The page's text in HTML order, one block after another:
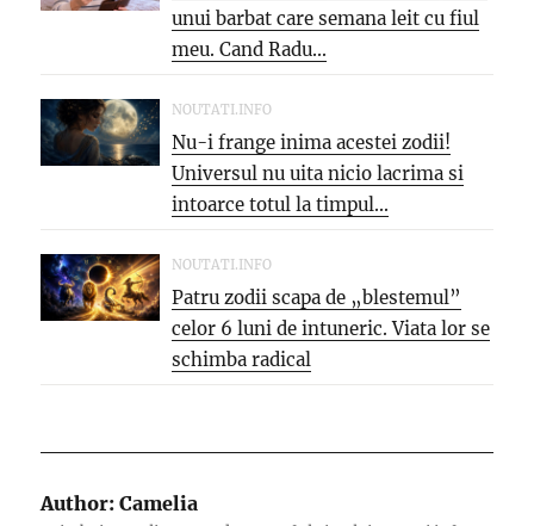
unui barbat care semana leit cu fiul
meu. Cand Radu...
NOUTATI.INFO
Nu-i frange inima acestei zodii!
Universul nu uita nicio lacrima si
intoarce totul la timpul...
NOUTATI.INFO
Patru zodii scapa de „blestemul”
celor 6 luni de intuneric. Viata lor se
schimba radical
Author: Camelia